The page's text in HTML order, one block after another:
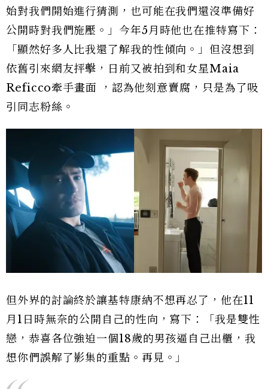
始對我們開始進行猜測，也可能在我們還沒準備好
公開時對我們施壓。」今年5月時他也在推特寫下：
「顯然好多人比我還了解我的性傾向。」但沒想到
依舊引來網友抨擊，日前又被拍到和女星Maia
Reficco牽手畫面 ，認為他刻意賣腐，只是為了吸
引同志粉絲。
但外界的討論終於讓基特康納不想再忍了，他在11
月1日時無奈的公開自己的性向，寫下：「我是雙性
戀，恭喜各位強迫一個18歲的男孩逼自己出櫃，我
想你們誤解了影集的重點。再見。」